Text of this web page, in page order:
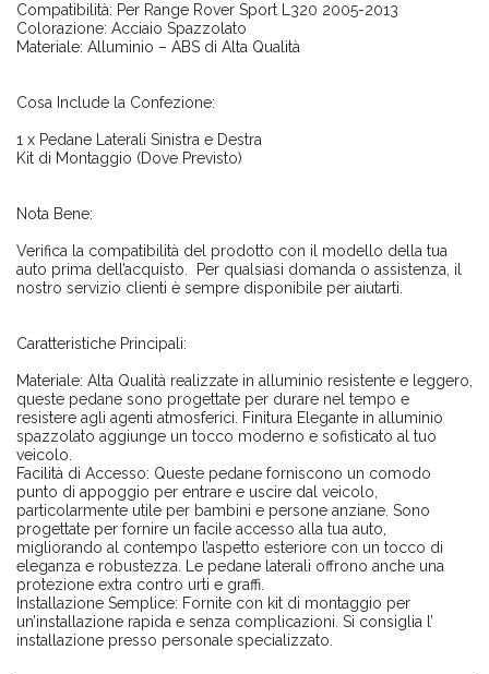
Compatibilità: Per Range Rover Sport L320 2005-2013
Colorazione: Acciaio Spazzolato
Materiale: Alluminio – ABS di Alta Qualità
Cosa Include la Confezione:
1 x Pedane Laterali Sinistra e Destra
Kit di Montaggio (Dove Previsto)
Nota Bene:
Verifica la compatibilità del prodotto con il modello della tua
auto prima dell’acquisto. Per qualsiasi domanda o assistenza, il
nostro servizio clienti è sempre disponibile per aiutarti.
Caratteristiche Principali:
Materiale: Alta Qualità realizzate in alluminio resistente e leggero,
queste pedane sono progettate per durare nel tempo e
resistere agli agenti atmosferici. Finitura Elegante in alluminio
spazzolato aggiunge un tocco moderno e sofisticato al tuo
veicolo.
Facilità di Accesso: Queste pedane forniscono un comodo
punto di appoggio per entrare e uscire dal veicolo,
particolarmente utile per bambini e persone anziane. Sono
progettate per fornire un facile accesso alla tua auto,
migliorando al contempo l’aspetto esteriore con un tocco di
eleganza e robustezza. Le pedane laterali offrono anche una
protezione extra contro urti e graffi.
Installazione Semplice: Fornite con kit di montaggio per
un’installazione rapida e senza complicazioni. Si consiglia l’
installazione presso personale specializzato.